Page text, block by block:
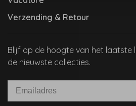
Verzending & Retour
Blijf op de hoogte van het laatste
de nieuwste collecties.